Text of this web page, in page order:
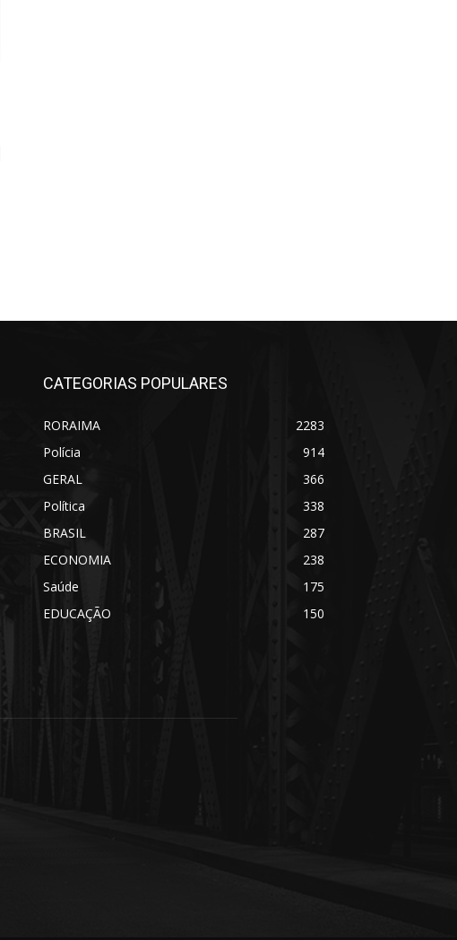
CATEGORIAS POPULARES
RORAIMA
2283
Polícia
914
GERAL
366
Política
338
BRASIL
287
ECONOMIA
238
Saúde
175
EDUCAÇÃO
150